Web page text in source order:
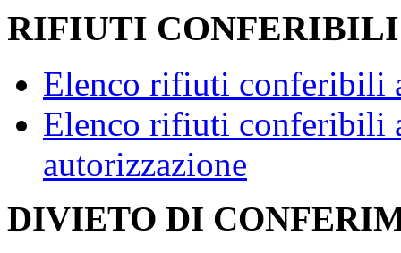
RIFIUTI CONFERIBILI
Elenco rifiuti conferibili
Elenco rifiuti conferibili
autorizzazione
DIVIETO DI